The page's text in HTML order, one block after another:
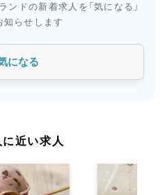
ンドの新着求人を 「気になる」
知らせします
になる
近い求人